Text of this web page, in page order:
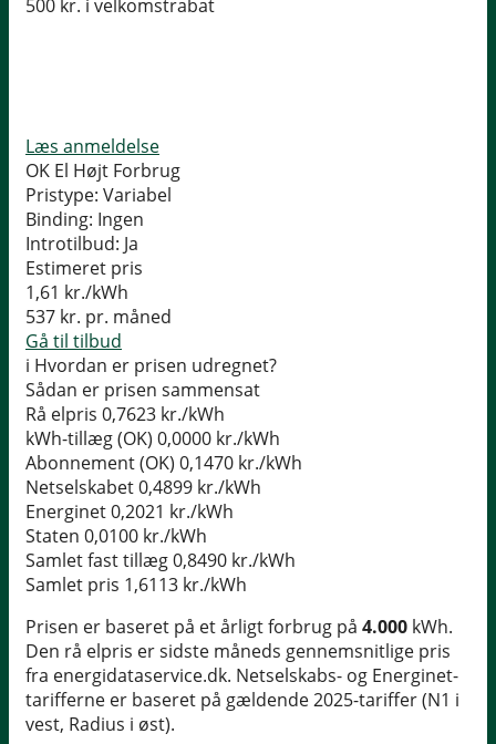
500 kr. i velkomstrabat
Læs anmeldelse
OK El Højt Forbrug
Pristype: Variabel
Binding: Ingen
Introtilbud: Ja
Estimeret pris
1,61 kr./kWh
537 kr. pr. måned
Gå til tilbud
i Hvordan er prisen udregnet?
Sådan er prisen sammensat
Rå elpris 0,7623 kr./kWh
kWh-tillæg (OK) 0,0000 kr./kWh
Abonnement (OK) 0,1470 kr./kWh
Netselskabet0,4899 kr./kWh
Energinet0,2021 kr./kWh
Staten 0,0100 kr./kWh
Samlet fast tillæg0,8490 kr./kWh
Samlet pris 1,6113 kr./kWh
Prisen er baseret på et årligt forbrug på 4.000 kWh.
Den rå elpris er sidste måneds gennemsnitlige pris
fra energidataservice.dk. Netselskabs- og Energinet-
tarifferne er baseret på gældende 2025-tariffer (N1 i
vest, Radius i øst).